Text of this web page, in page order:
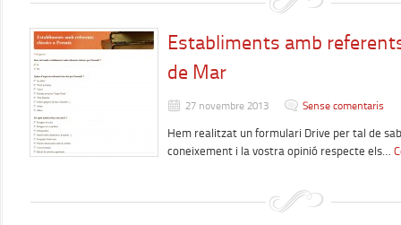
Establiments amb
de Mar
27 novembre 2013 Sense comentaris
Hem realitzat un formulari Drive per tal de
coneixement i la vostra opinió respecte els…